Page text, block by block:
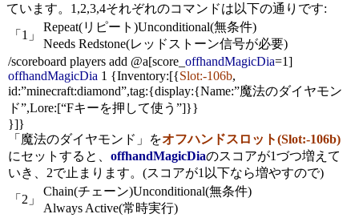
ています。1,2,3,4それぞれのコマンドは以下の通りです:
「1」
Repeat(リピート)Unconditional(無条件)
Needs Redstone(レッドストーン信号が必要)
/scoreboard players add @a[score_ offhandMagicDia=1]
offhandMagicDia 1 {Inventory:[{Slot:-106b,
id:”minecraft:diamond”,tag:{display:{Name:”魔法のダイヤモン
ド”,Lore:[“Fキーを押して使う”]}}
}]}
「魔法のダイヤモンド」をオフハンドスロット(Slot:-106b)
にセットすると、 offhandMagicDiaのスコアが1づつ増えて
いき、2で止まります。(スコアが1以下なら増やすので)
「2」
Chain(チェーン)Unconditional(無条件)
Always Active(常時実行)